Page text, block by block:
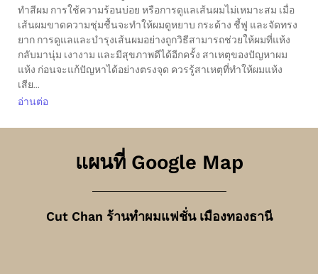
ทำสีผม การใช้ความร้อนบ่อย หรือการดูแลเส้นผมไม่เหมาะสม เมื่อ
เส้นผมขาดความชุ่มชื้นจะทำให้ผมดูหยาบ กระด้าง ชี้ฟู และจัดทรง
ยาก การดูแลและบำรุงเส้นผมอย่างถูกวิธีสามารถช่วยให้ผมที่แห้ง
กลับมานุ่ม เงางาม และมีสุขภาพดีได้อีกครั้ง สาเหตุของปัญหาผม
แห้ง ก่อนจะแก้ปัญหาได้อย่างตรงจุด ควรรู้สาเหตุที่ทำให้ผมแห้ง
เสีย...
อ่านต่อ
แผนที่ Google Map
Cut Chan ร้านทำผมแฟชั่น เมืองทองธานี